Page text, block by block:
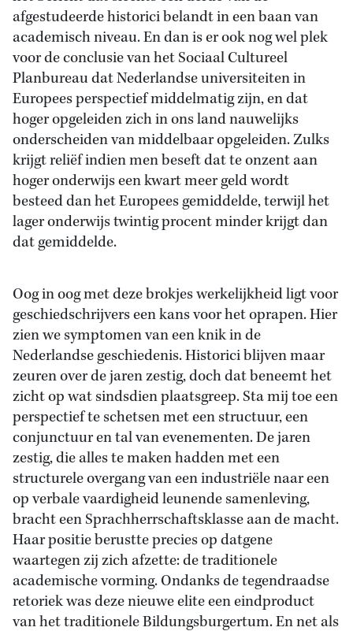
afgestudeerde historici belandt in een baan van
academisch niveau. En dan is er ook nog wel plek
voor de conclusie van het Sociaal Cultureel
Planbureau dat Nederlandse universiteiten in
Europees perspectief middelmatig zijn, en dat
hoger opgeleiden zich in ons land nauwelijks
onderscheiden van middelbaar opgeleiden. Zulks
krijgt reliëf indien men beseft dat te onzent aan
hoger onderwijs een kwart meer geld wordt
besteed dan het Europees gemiddelde, terwijl het
lager onderwijs twintig procent minder krijgt dan
dat gemiddelde.
Oog in oog met deze brokjes werkelijkheid ligt voor
geschiedschrijvers een kans voor het oprapen. Hier
zien we symptomen van een knik in de
Nederlandse geschiedenis. Historici blijven maar
zeuren over de jaren zestig, doch dat beneemt het
zicht op wat sindsdien plaatsgreep. Sta mij toe een
perspectief te schetsen met een structuur, een
conjunctuur en tal van evenementen. De jaren
zestig, die alles te maken hadden met een
structurele overgang van een industriële naar een
op verbale vaardigheid leunende samenleving,
bracht een Sprachherrschaftsklasse aan de macht.
Haar positie berustte precies op datgene
waartegen zij zich afzette: de traditionele
academische vorming. Ondanks de tegendraadse
retoriek was deze nieuwe elite een eindproduct
van het traditionele Bildungsburgertum. En net als